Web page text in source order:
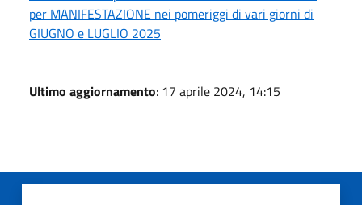
per MANIFESTAZIONE nei pomeriggi di vari giorni di
GIUGNO e LUGLIO 2025
Ultimo aggiornamento: 17 aprile 2024, 14:15